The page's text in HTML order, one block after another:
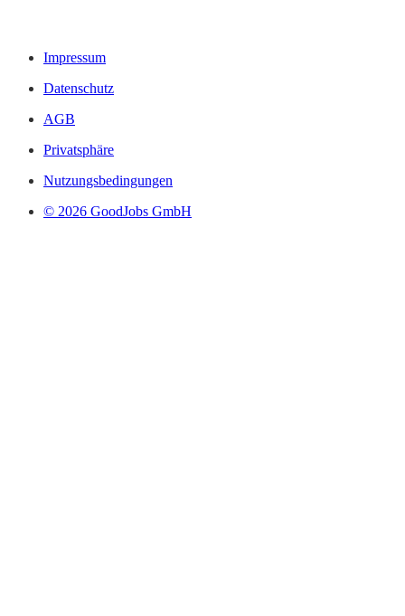
Impressum
Datenschutz
AGB
Privatsphäre
Nutzungsbedingungen
© 2026 GoodJobs GmbH